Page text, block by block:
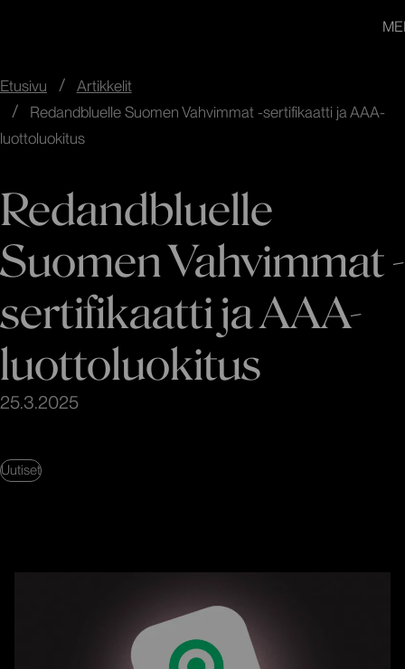
Etusivu
Artikkelit
Redandbluelle Suomen Vahvimmat -sertifikaatti ja AAA-
luottoluokitus
Redandbluelle
Suomen Vahvimmat -
sertifikaatti ja AAA-
luottoluokitus
25.3.2025
Uutiset